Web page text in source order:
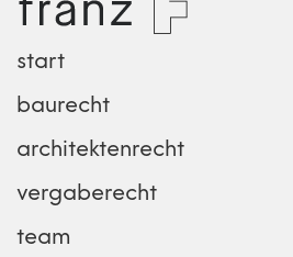
start
baurecht
architektenrecht
vergaberecht
team